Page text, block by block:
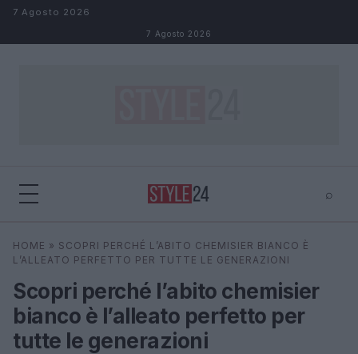
Salta al contenuto
7 Agosto 2026
7 Agosto 2026
⌕
Cerca ⌕
HOME » SCOPRI PERCHÉ L’ABITO CHEMISIER BIANCO È
L’ALLEATO PERFETTO PER TUTTE LE GENERAZIONI
Scopri perché l’abito chemisier
bianco è l’alleato perfetto per
tutte le generazioni